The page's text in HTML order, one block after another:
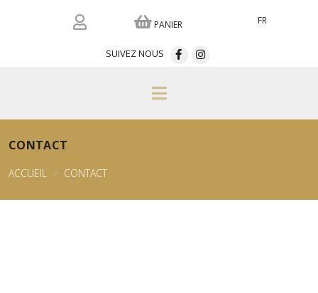
SUIVEZ NOUS
PANIER FR
CONTACT
ACCUEIL CONTACT